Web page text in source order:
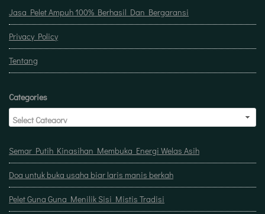
Jasa Pelet Ampuh 100% Berhasil Dan Bergaransi
Privacy Policy
Tentang
Categories
Semar Putih Kinasihan Membuka Energi Welas Asih
Doa untuk buka usaha biar laris manis berkah
Pelet Guna Guna Menilik Sisi Mistis Tradisi